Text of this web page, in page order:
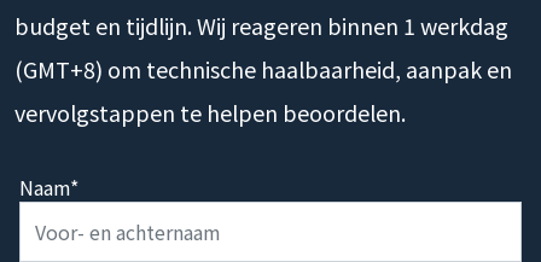
budget en tijdlijn. Wij reageren binnen 1 werkdag
(GMT+8) om technische haalbaarheid, aanpak en
vervolgstappen te helpen beoordelen.
Naam*